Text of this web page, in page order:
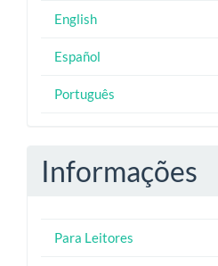
English
Español
Português
Informações
Para Leitores